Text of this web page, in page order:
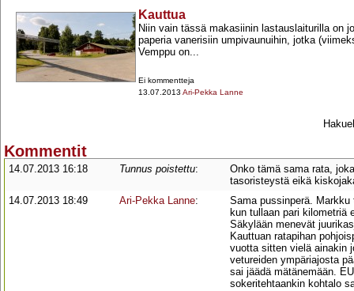
Kauttua
Niin vain tässä makasiinin lastauslaiturilla on
paperia vanerisiin umpivaunuihin, jotka
Vemppu on...
Ei kommentteja
13.07.2013 Ari-Pekka Lanne
Kommentit
14.07.2013 16:18 Tunnus poistettu:
Onko tämä sama rata,
tasoristeystä eikä
14.07.2013 18:49
Ari-Pekka Lanne:
Sama pussinperä.
kun tullaan pari kilometriä
Säkylään menevät
Kauttuan ratapihan
vuotta sitten vielä ainakin
vetureiden ympäriajosta
sai jäädä mätänemään.
sokeritehtaankin kohtalo